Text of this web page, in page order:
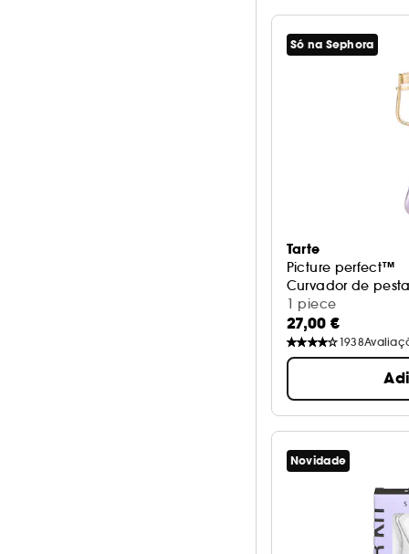
Só na Sephora
Tarte
Picture perfect™
Curvador de
1 piece
27,00 €
1938
Novidade